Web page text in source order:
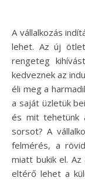
A vállalkozás indítása mindig izgalmas, de egyben ijesztő is
lehet. Az új
rengeteg
kedveznek az
éli meg a
a saját üzletük
és mit tehetünk
sorsot? A
felmérés, a
miatt bukik el. Az
eltérő lehet a